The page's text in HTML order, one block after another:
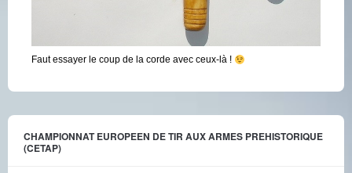
Faut essayer le coup de la corde avec ceux-là !
CHAMPIONNAT EUROPEEN DE TIR AUX ARMES PREHISTORIQUE
(CETAP)